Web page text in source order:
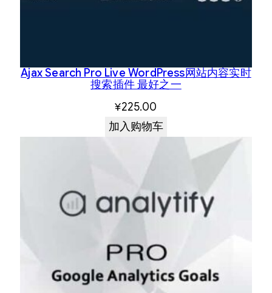
Ajax Search Pro Live WordPress网站内容实时
搜索插件 最好之一
¥225.00
加入购物车